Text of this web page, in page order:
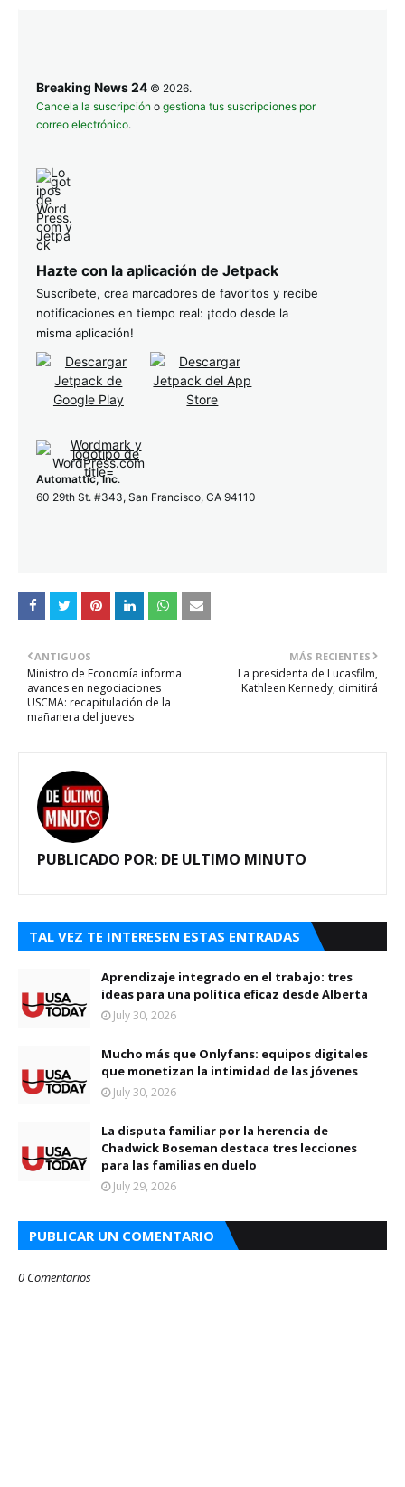
Breaking News 24 © 2026.
Cancela la suscripción o gestiona tus suscripciones por
correo electrónico.
Hazte con la aplicación de Jetpack
Suscríbete, crea marcadores de favoritos y recibe
notificaciones en tiempo real: ¡todo desde la
misma aplicación!
Automattic, Inc.
60 29th St. #343, San Francisco, CA 94110
MÁS RECIENTES
La presidenta de Lucasfilm,
Kathleen Kennedy, dimitirá
ANTIGUOS
Ministro de Economía informa
avances en negociaciones
USCMA: recapitulación de la
mañanera del jueves
PUBLICADO POR: DE ULTIMO MINUTO
TAL VEZ TE INTERESEN ESTAS ENTRADAS
Aprendizaje integrado en el trabajo: tres
ideas para una política eficaz desde Alberta
July 30, 2026
Mucho más que Onlyfans: equipos digitales
que monetizan la intimidad de las jóvenes
July 30, 2026
La disputa familiar por la herencia de
Chadwick Boseman destaca tres lecciones
para las familias en duelo
July 29, 2026
PUBLICAR UN COMENTARIO
0 Comentarios